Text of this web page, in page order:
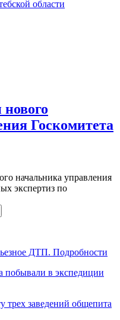
области
Госкомитета
начальника управления
экспертиз по
ДТП. Подробности
побывали в экспедиции
трех заведений общепита